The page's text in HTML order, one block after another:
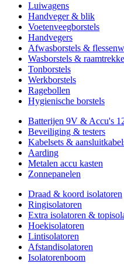
Luiwagens
Handveger & blik
Voetenveegborstels
Handvegers
Afwasborstels &
Wasborstels &
Tonborstels
Werkborstels
Ragebollen
Hygienische borstels
Batterijen 9V & Accu's
Beveiliging & testers
Kabelsets &
Aarding
Metalen accu kasten
Zonnepanelen
Draad & koord isolatoren
Ringisolatoren
Extra isolatoren &
Hoekisolatoren
Lintisolatoren
Afstandisolatoren
Isolatorenboom